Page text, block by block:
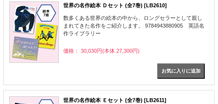
世界の名作絵本 Ｄセット (全7巻) [LB2610]
数多くある世界の絵本の中から、ロングセラーとして親し
まれてきた名作をご紹介します。 9784943880905 英語名
作ライブラリー
価格： 30,030円(本体 27,300円)
世界の名作絵本 Ｅセット (全7巻) [LB2611]